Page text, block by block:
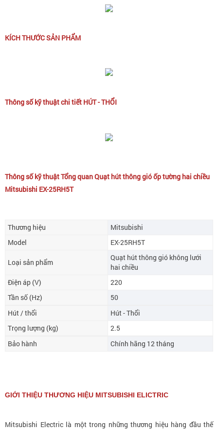
KÍCH THƯỚC SẢN PHẨM
Thông số kỹ thuật chi tiết HÚT - THỔI
Thông số kỹ thuật Tổng quan Quạt hút thông gió ốp tường hai chiều
Mitsubishi EX-25RH5T
Thương hiệu
Mitsubishi
Model
EX-25RH5T
Loại sản phẩm
Quạt hút thông gió không lưới
hai chiều
Điện áp (V)
220
Tần số (Hz)
50
Hút / thổi
Hút - Thổi
Trọng lượng (kg)
2.5
Bảo hành
Chính hãng 12 tháng
GIỚI THIỆU THƯƠNG HIỆU MITSUBISHI ELICTRIC
Mitsubishi Electric là một trong những thương hiệu hàng đầu thế